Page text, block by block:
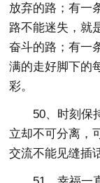
放弃的路；有一
路不能迷失，就
奋斗的路；有一
满的走好脚下的
彩。
50、时刻保
立却不可分离，
交流不能见缝插